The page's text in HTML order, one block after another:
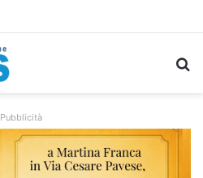
Pubblicità